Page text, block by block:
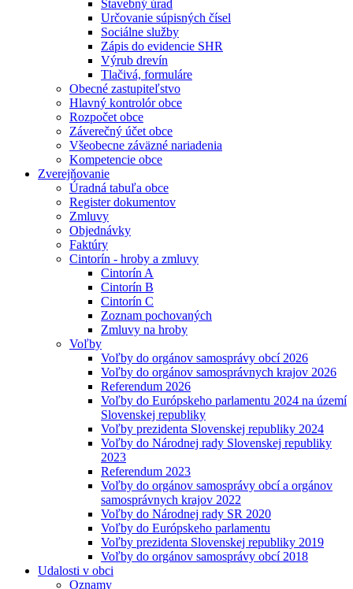
Stavebný úrad
Určovanie súpisných čísel
Sociálne služby
Zápis do evidencie SHR
Výrub drevín
Tlačivá, formuláre
Obecné zastupiteľstvo
Hlavný kontrolór obce
Rozpočet obce
Záverečný účet obce
Všeobecne záväzné nariadenia
Kompetencie obce
Zverejňovanie
Úradná tabuľa obce
Register dokumentov
Zmluvy
Objednávky
Faktúry
Cintorín - hroby a zmluvy
Cintorín A
Cintorín B
Cintorín C
Zoznam pochovaných
Zmluvy na hroby
Voľby
Voľby do orgánov samosprávy obcí 2026
Voľby do orgánov samosprávnych krajov 2026
Referendum 2026
Voľby do Európskeho parlamentu 2024 na území
Slovenskej republiky
Voľby prezidenta Slovenskej republiky 2024
Voľby do Národnej rady Slovenskej republiky
2023
Referendum 2023
Voľby do orgánov samosprávy obcí a orgánov
samosprávnych krajov 2022
Voľby do Národnej rady SR 2020
Voľby do Európskeho parlamentu
Voľby prezidenta Slovenskej republiky 2019
Voľby do orgánov samosprávy obcí 2018
Udalosti v obci
Oznamy